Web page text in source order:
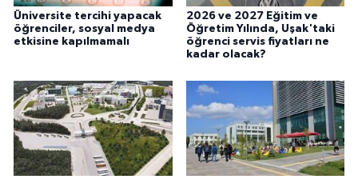
Üniversite tercihi yapacak
öğrenciler, sosyal medya
etkisine kapılmamalı
2026 ve 2027 Eğitim ve
Öğretim Yılında, Uşak'taki
öğrenci servis fiyatları ne
kadar olacak?